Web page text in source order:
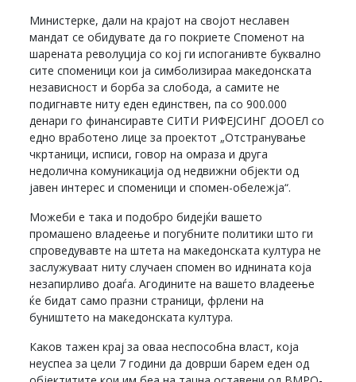
Министерке, дали на крајот на својот неславен
мандат се обидувате да го покриете Споменот на
шарената револуција со кој ги испоганивте буквално
сите споменици кои ја симболизираа македонската
независност и борба за слобода, а самите не
подигнавте ниту еден единствен, па со 900.000
денари го финансиравте СИТИ РИФЕЈСИНГ ДООЕЛ со
едно вработено лице за проектот „Отстранување
чкртаници, исписи, говор на омраза и друга
недолична комуникација од недвижни објекти од
јавен интерес и споменици и спомен-обележја“.
Можеби е така и подобро бидејќи вашето
промашено владеење и погубните политики што ги
спроведувавте на штета на македонската култура не
заслужуваат ниту случаен спомен во иднината која
незапирливо доаѓа. Агодините на вашето владеење
ќе бидат само празни страници, фрлени на
буништето на македонската култура.
Каков тажен крај за оваа неспособна власт, која
неуспеа за цели 7 години да доврши барем еден од